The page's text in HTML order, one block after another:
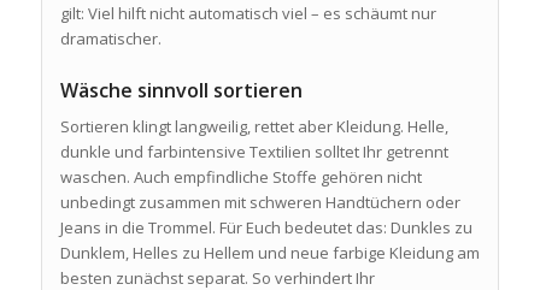
gilt: Viel hilft nicht automatisch viel – es schäumt nur
dramatischer.
Wäsche sinnvoll sortieren
Sortieren klingt langweilig, rettet aber Kleidung. Helle,
dunkle und farbintensive Textilien solltet Ihr getrennt
waschen. Auch empfindliche Stoffe gehören nicht
unbedingt zusammen mit schweren Handtüchern oder
Jeans in die Trommel. Für Euch bedeutet das: Dunkles zu
Dunklem, Helles zu Hellem und neue farbige Kleidung am
besten zunächst separat. So verhindert Ihr